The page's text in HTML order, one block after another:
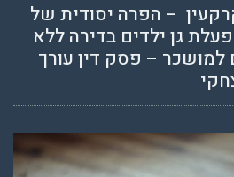
– הפרה יסודית של
גן ילדים בדירה ללא
למושכר – פסק דין עורך